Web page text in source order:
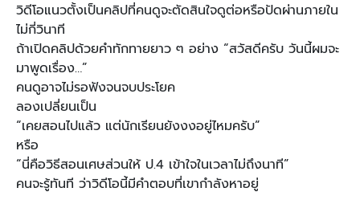
วิดีโอแนวตั้งเป็นคลิปที่คนดูจะตัดสินใจดูต่อหรือปัดผ่านภายใน
ไม่กี่วินาที
ถ้าเปิดคลิปด้วยคำทักทายยาว ๆ อย่าง “สวัสดีครับ วันนี้ผมจะ
มาพูดเรื่อง…”
คนดูอาจไม่รอฟังจนจบประโยค
ลองเปลี่ยนเป็น
“เคยสอนไปแล้ว แต่นักเรียนยังงงอยู่ไหมครับ”
หรือ
“นี่คือวิธีสอนเศษส่วนให้ ป.4 เข้าใจในเวลาไม่ถึงนาที”
คนจะรู้ทันที ว่าวิดีโอนี้มีคำตอบที่เขากำลังหาอยู่